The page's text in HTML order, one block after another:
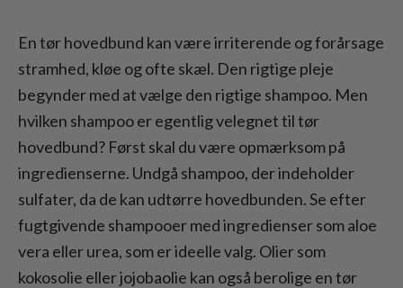
Sulfatfri shampoo til tør hovedbund
Shampoo til kløende hovedbund
Følsom hovedbund? Undgå disse
fejltagelser
En tør hovedbund kan være irriterende og forårsage
stramhed, kløe og ofte skæl. Den rigtige pleje
begynder med at vælge den rigtige shampoo. Men
hvilken shampoo er egentlig velegnet til tør
hovedbund? Først skal du være opmærksom på
ingredienserne. Undgå shampoo, der indeholder
sulfater, da de kan udtørre hovedbunden. Se efter
fugtgivende shampooer med ingredienser som aloe
vera eller urea, som er ideelle valg. Olier som
kokosolie eller jojobaolie kan også berolige en tør